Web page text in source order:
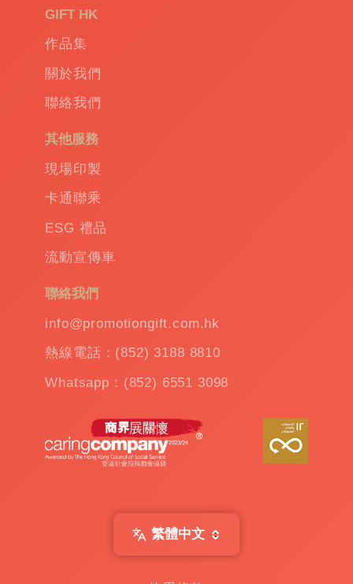
GIFT HK
作品集
關於我們
聯絡我們
其他服務
現場印製
卡通聯乘
ESG 禮品
流動宣傳車
聯絡我們
info@promotiongift.com.hk
熱線電話：(852) 3188 8810
Whatsapp：(852) 6551 3098
繁體中文